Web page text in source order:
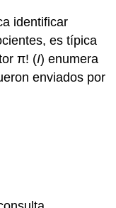
identificar
es típica
π! (I) enumera
enviados por